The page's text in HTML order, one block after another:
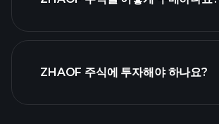
ZHAOF 주식에 투자해야 하나요?